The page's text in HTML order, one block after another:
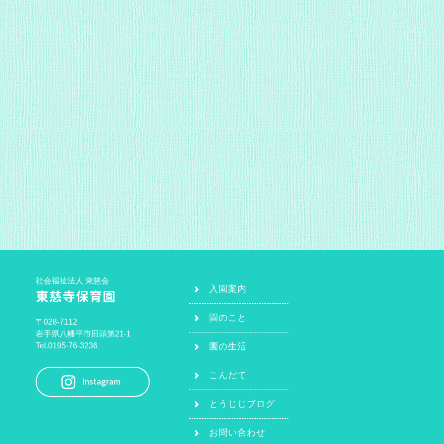
社会福祉法人 東慈会
東慈寺保育園
〒028-7112
岩手県八幡平市田頭第21-1
Tel.0195-76-3236
Instagram
入園案内
園のこと
園の生活
こんだて
とうじじブログ
お問い合わせ